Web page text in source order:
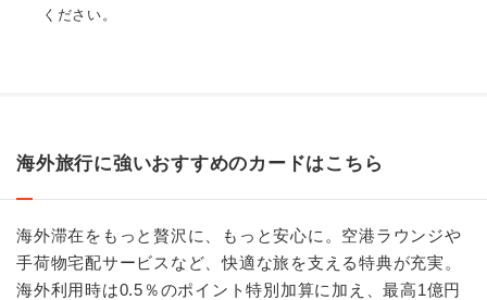
ください。
海外旅行に強いおすすめのカードはこちら
海外滞在をもっと贅沢に、もっと安心に。空港ラウンジや
手荷物宅配サービスなど、快適な旅を支える特典が充実。
海外利用時は0.5％のポイント特別加算に加え、最高1億円